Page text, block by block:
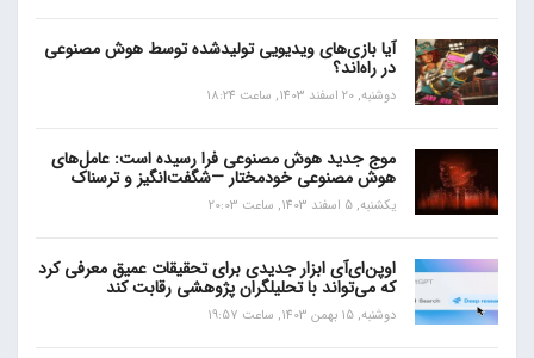
آیا بازی‌های ویدیویی تولیدشده توسط هوش مصنوعی
در راه‌اند؟
دوشنبه, 20 اسفند 1403, ساعت 18:24
موج جدید هوش مصنوعی فرا رسیده است: عامل‌های
هوش مصنوعی خودمختار —شگفت‌انگیز و ترسناک
یکشنبه, 5 اسفند 1403, ساعت 20:03
اوپن‌ای‌آی ابزار جدیدی برای تحقیقات عمیق معرفی کرد
که می‌تواند با تحلیلگران پژوهشی رقابت کند
دوشنبه, 15 بهمن 1403, ساعت 19:57